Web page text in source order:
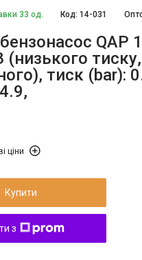
33 од. Код:14-031
QAP
тиск (bar):
ціни
Купити
з